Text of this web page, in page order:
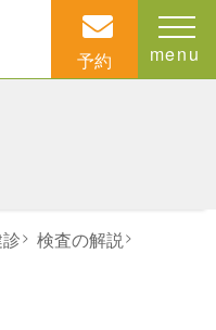
予約 menu
> 検査の解説>